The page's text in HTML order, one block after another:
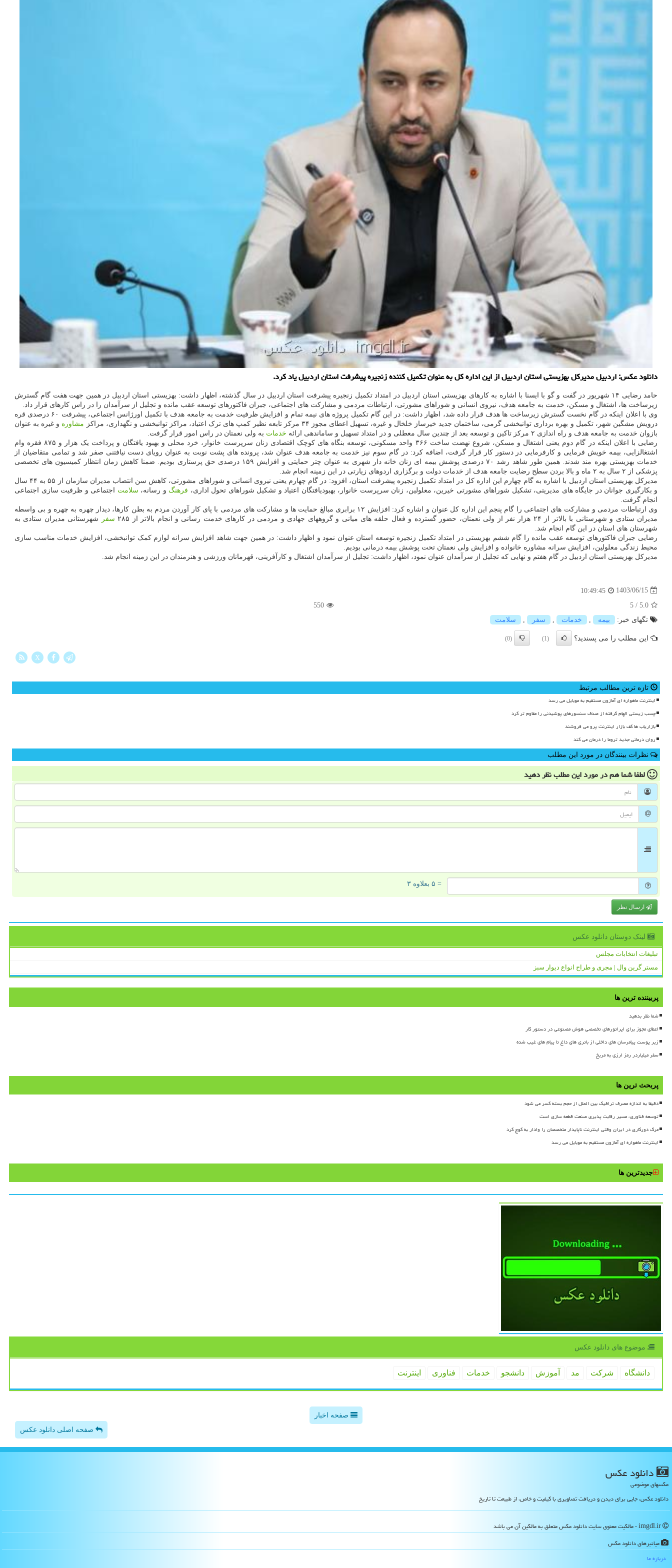
دانلود عکس: اردبیل مدیرکل بهزیستی استان اردبیل از این اداره کل به عنوان تکمیل کننده زنجیره پیشرفت استان اردبیل یاد کرد.
حامد رضایی ۱۴ شهریور در گفت و گو با ایسنا با اشاره به کارهای بهزیستی استان اردبیل در امتداد تکمیل زنجیره پیشرفت استان اردبیل در سال گذشته، اظهار داشت: بهزیستی استان اردبیل در همین جهت هفت گام گسترش
زیرساخت ها، اشتغال و مسکن، خدمت به جامعه هدف، نیروی انسانی و شوراهای مشورتی، ارتباطات مردمی و مشارکت های اجتماعی، جبران فاکتورهای توسعه عقب مانده و تجلیل از سرآمدان را در راس کارهای قرار داد.
وی با اعلان اینکه در گام نخست گسترش زیرساخت ها هدف قرار داده شد، اظهار داشت: در این گام تکمیل پروژه های نیمه تمام و افزایش ظرفیت خدمت به جامعه هدف با تکمیل اورژانس اجتماعی، پیشرفت ۶۰ درصدی قره
درویش مشگین شهر، تکمیل و بهره برداری توانبخشی گرمی، ساختمان جدید خیرساز خلخال و غیره، تسهیل اعطای مجوز ۳۴ مرکز تابعه نظیر کمپ های ترک اعتیاد، مراکز توانبخشی و نگهداری، مراکز
مشاوره و غیره به عنوان
بازوان خدمت به جامعه هدف و راه اندازی ۲ مرکز تاکین و توسعه بعد از چندین سال معطلی و در امتداد تسهیل و ساماندهی ارائه
خدمات به ولی نعمتان در راس امور قرار گرفت.
رضایی با اعلان اینکه در گام دوم یعنی اشتغال و مسکن، شروع نهضت ساخت ۳۶۶ واحد مسکونی، توسعه بنگاه های کوچک اقتصادی زنان سرپرست خانوار، خرد محلی و بهبود یافتگان و پرداخت یک هزار و ۸۷۵ فقره وام
اشتغالزایی، بیمه خویش فرمایی و کارفرمایی در دستور کار قرار گرفت، اضافه کرد: در گام سوم نیز خدمت به جامعه هدف عنوان شد، پرونده های پشت نوبت به عنوان رویای دست نیافتنی صفر شد و تمامی متقاضیان از
خدمات بهزیستی بهره مند شدند. همین طور شاهد رشد ۷۰ درصدی پوشش بیمه ای زنان خانه دار شهری به عنوان چتر حمایتی و افزایش ۱۵۹ درصدی حق پرستاری بودیم. ضمنا کاهش زمان انتظار کمیسیون های تخصصی
پزشکی از ۲ سال به ۲ ماه و بالا بردن سطح رضایت جامعه هدف از خدمات دولت و برگزاری اردوهای زیارتی در این زمینه انجام شد.
مدیرکل بهزیستی استان اردبیل با اشاره به گام چهارم این اداره کل در امتداد تکمیل زنجیره پیشرفت استان، افزود: در گام چهارم یعنی نیروی انسانی و شوراهای مشورتی، کاهش سن انتصاب مدیران سازمان از ۵۵ به ۴۴ سال
و بکارگیری جوانان در جایگاه های مدیریتی، تشکیل شوراهای مشورتی خیرین، معلولین، زنان سرپرست خانوار، بهبودیافتگان اعتیاد و تشکیل شوراهای تحول اداری، فرهنگ و رسانه، سلامت اجتماعی و ظرفیت سازی اجتماعی
انجام گرفت.
وی ارتباطات مردمی و مشارکت های اجتماعی را گام پنجم این اداره کل عنوان و اشاره کرد: افزایش ۱۲ برابری مبالغ حمایت ها و مشارکت های مردمی با پای کار آوردن مردم به بطن کارها، دیدار چهره به چهره و بی واسطه
مدیران ستادی و شهرستانی با بالاتر از ۲۴ هزار نفر از ولی نعمتان، حضور گسترده و فعال حلقه های میانی و گروههای جهادی و مردمی در کارهای خدمت رسانی و انجام بالاتر از ۲۸۵
سفر
شهرستانی مدیران ستادی به
شهرستان های استان در این گام انجام شد.
رضایی جبران فاکتورهای توسعه عقب مانده را گام ششم بهزیستی در امتداد تکمیل زنجیره توسعه استان عنوان نمود و اظهار داشت: در همین جهت شاهد افزایش سرانه لوازم کمک توانبخشی، افزایش خدمات مناسب سازی
محیط زندگی معلولین، افزایش سرانه مشاوره خانواده و افزایش ولی نعمتان تحت پوشش بیمه درمانی بودیم.
مدیرکل بهزیستی استان اردبیل در گام هفتم و نهایی که تجلیل از سرآمدان عنوان نمود، اظهار داشت: تجلیل از سرآمدان اشتغال و کارآفرینی، قهرمانان ورزشی و هنرمندان در این زمینه انجام شد.
1403/06/15
10:49:45
5.0
/
5
550
تگهای خبر:
بیمه , خدمات , سفر , سلامت
این مطلب را می پسندید؟ (1)
(0)
X
تازه ترین مطالب مرتبط
اینترنت ماهواره ای آمازون مستقیم به موبایل می رسد
چسب زیستی الهام گرفته از صدف سنسورهای پوشیدنی را مقاوم تر کرد
بازاریاب ها کف بازار اینترنت پرو می فروشند
روان درمانی جدید تروما را درمان می کند
نظرات بینندگان در مورد این مطلب
لطفا شما همدر مورد این مطلبنظر دهید
= ۵ بعلاوه ۳
ارسال نظر
لینک دوستان دانلود عكس
تبلیغات انتخابات مجلس
مستر گرین وال | مجری و طراح انواع دیوار سبز
پربیننده ترین ها
شما نظر بدهید
اعطای مجوز برای اپراتورهای تخصصی هوش مصنوعی در دستور کار
زیر پوست پیامرسان های داخلی از باتری های داغ تا پیام های غیب شده
سفر میلیاردر رمز ارزی به مریخ
پربحث ترین ها
دقیقا به اندازه مصرف ترافیک بین الملل از حجم بسته کسر می شود
توسعه فناوری، مسیر رقابت پذیری صنعت قطعه سازی است
مرگ دورکاری در ایران وقتی اینترنت ناپایدار متخصصان را وادار به کوچ کرد
اینترنت ماهواره ای آمازون مستقیم به موبایل می رسد
جدیدترین ها
موضوع های دانلود عكس
دانشگاه شركت مد آموزش دانشجو خدمات فناوری اینترنت
صفحه اخبار
صفحه اصلی دانلود عکس
دانلود عكس
عکسهای موضوعی
دانلود عکس، جایی برای دیدن و دریافت تصاویری با کیفیت و خاص، از طبیعت تا تاریخ
میانبرهای دانلود عكس
درباره ما